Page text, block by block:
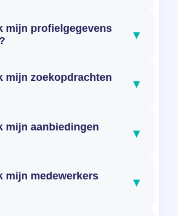
mijn profielgegevens
▾
mijn zoekopdrachten
▾
mijn aanbiedingen
▾
mijn medewerkers
▾